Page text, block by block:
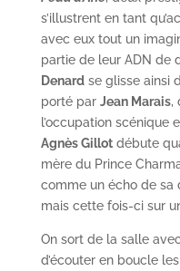
s’illustrent en tant
avec eux tout un
partie de leur ADN de
Denardse glisse ainsi
porté par Jean Marais,
l’occupation scénique
Agnès Gillotdébute
mère du Prince
comme un écho de sa
mais cette fois-ci sur
On sort de la salle
d’écouter en boucle